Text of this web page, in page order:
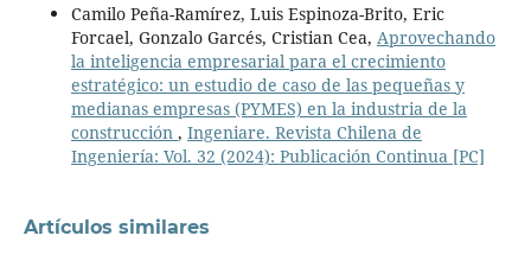
Camilo Peña-Ramírez, Luis Espinoza-Brito, Eric
Forcael, Gonzalo Garcés, Cristian Cea, Aprovechando
la inteligencia empresarial para el crecimiento
estratégico: un estudio de caso de las pequeñas y
medianas empresas (PYMES) en la industria de la
construcción , Ingeniare. Revista Chilena de
Ingeniería: Vol. 32 (2024): Publicación Continua [PC]
Artículos similares